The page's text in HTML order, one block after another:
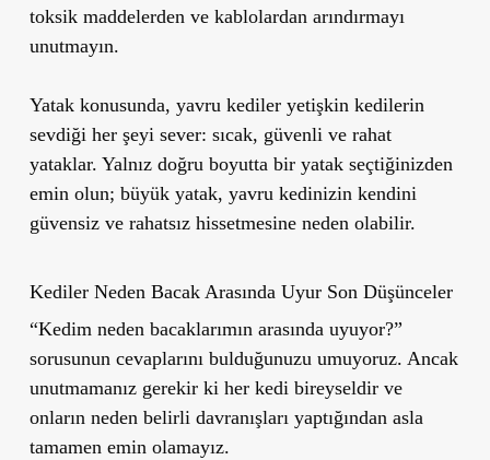
toksik maddelerden ve kablolardan arındırmayı
unutmayın.
Yatak konusunda, yavru kediler yetişkin kedilerin
sevdiği her şeyi sever: sıcak, güvenli ve rahat
yataklar. Yalnız doğru boyutta bir yatak seçtiğinizden
emin olun; büyük yatak, yavru kedinizin kendini
güvensiz ve rahatsız hissetmesine neden olabilir.
Kediler Neden Bacak Arasında Uyur Son Düşünceler
“Kedim neden bacaklarımın arasında uyuyor?”
sorusunun cevaplarını bulduğunuzu umuyoruz. Ancak
unutmamanız gerekir ki her kedi bireyseldir ve
onların neden belirli davranışları yaptığından asla
tamamen emin olamayız.